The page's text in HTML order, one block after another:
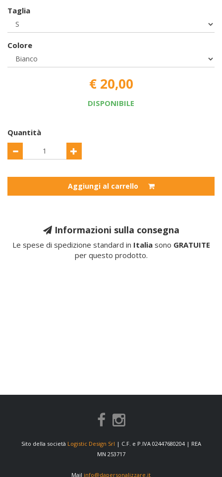
Taglia
Colore
€ 20,00
DISPONIBILE
Quantità
Aggiungi al carrello
Informazioni sulla consegna
Le spese di spedizione standard in Italiasono GRATUITE
per questo prodotto.
Sito della società Logistic Design Srl | C.F. e P.IVA 02447680204 | REA
MN 253717
Mail info@dapersonalizzare.it